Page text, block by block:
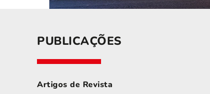
PUBLICAÇÕES
Artigos de Revista